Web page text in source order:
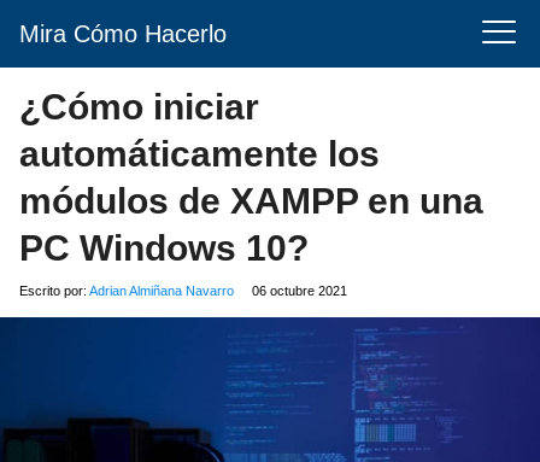
Mira Cómo Hacerlo
¿Cómo iniciar
automáticamente los
módulos de XAMPP en una
PC Windows 10?
Escrito por: Adrian Almiñana Navarro 06 octubre 2021